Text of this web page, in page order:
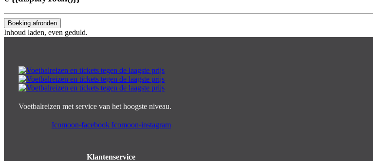
Boeking afronden
Inhoud laden, even geduld.
Voetbalreizen met service van het hoogste niveau.
Icomoon-facebook Icomoon-instagram
Klantenservice